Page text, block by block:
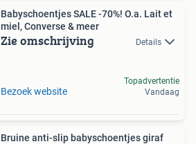
Babyschoentjes SALE -70%! O.a. Lait et
miel, Converse & meer
Zie omschrijving Details
Bezoek website
Topadvertentie
Vandaag
Bruine anti-slip babyschoentjes giraf